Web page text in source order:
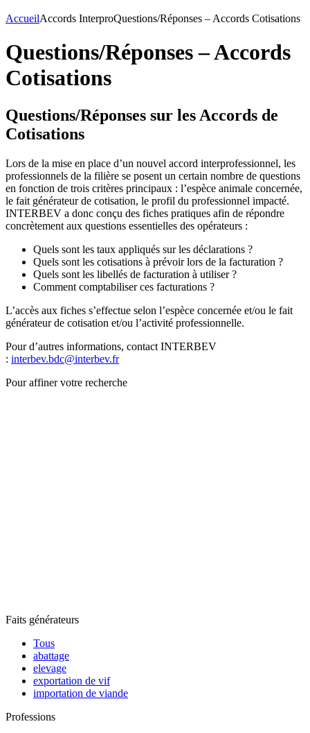
AccueilAccords InterproQuestions/Réponses – Accords Cotisations
Questions/Réponses – Accords
Cotisations
Questions/Réponses sur les Accords de
Cotisations
Lors de la mise en place d’un nouvel accord interprofessionnel, les
professionnels de la filière se posent un certain nombre de questions
en fonction de trois critères principaux : l’espèce animale concernée,
le fait générateur de cotisation, le profil du professionnel impacté.
INTERBEV a donc conçu des fiches pratiques afin de répondre
concrètement aux questions essentielles des opérateurs :
Quels sont les taux appliqués sur les déclarations ?
Quels sont les cotisations à prévoir lors de la facturation ?
Quels sont les libellés de facturation à utiliser ?
Comment comptabiliser ces facturations ?
L’accès aux fiches s’effectue selon l’espèce concernée et/ou le fait
générateur de cotisation et/ou l’activité professionnelle.
Pour d’autres informations, contact INTERBEV
: interbev.bdc@interbev.fr
Pour affiner votre recherche
Faits générateurs
Tous
abattage
elevage
exportation de vif
importation de viande
Professions